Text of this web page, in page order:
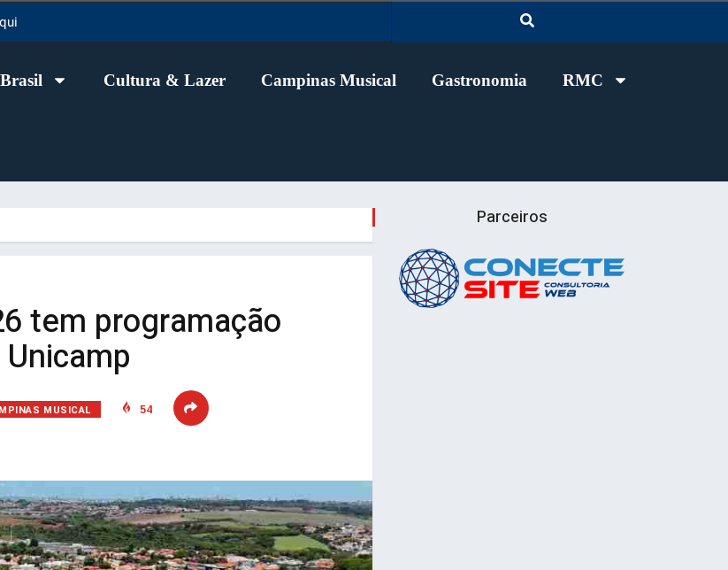
Brasil Cultura & Lazer Campinas Musical Gastronomia RMC
tem programação
MUSICAL 54
Parceiros